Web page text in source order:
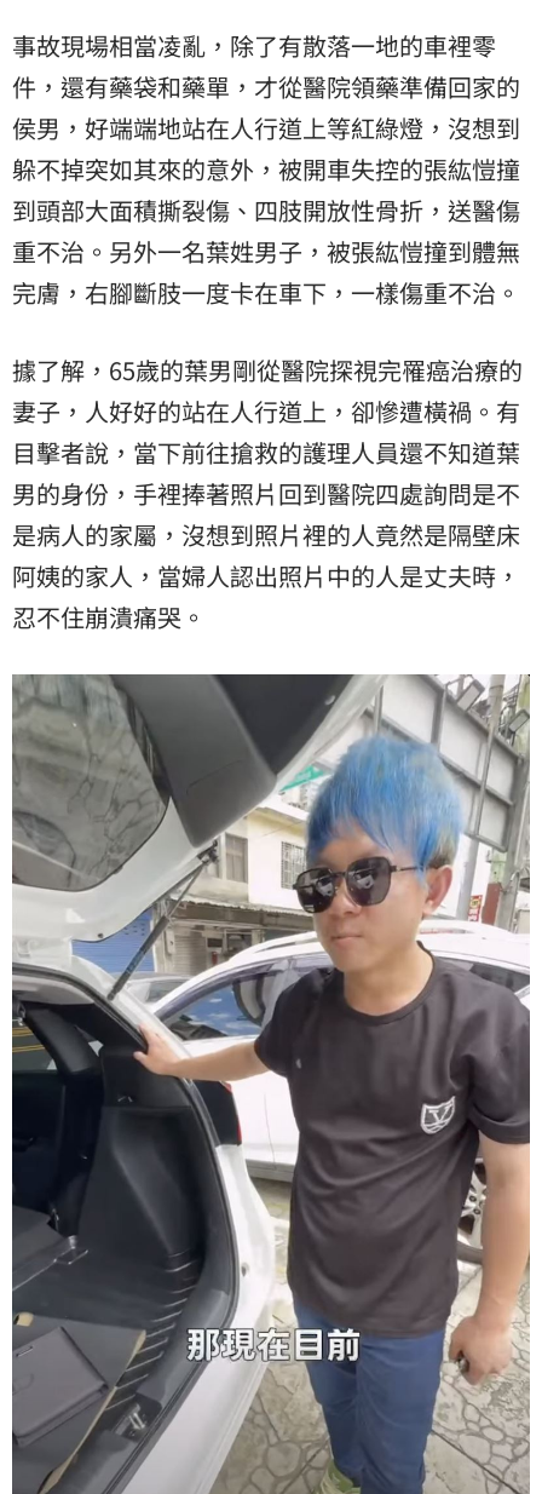
事故現場相當凌亂，除了有散落一地的車裡零
件，還有藥袋和藥單，才從醫院領藥準備回家的
侯男，好端端地站在人行道上等紅綠燈，沒想到
躲不掉突如其來的意外，被開車失控的張紘愷撞
到頭部大面積撕裂傷、四肢開放性骨折，送醫傷
重不治。另外一名葉姓男子，被張紘愷撞到體無
完膚，右腳斷肢一度卡在車下，一樣傷重不治。
據了解，65歲的葉男剛從醫院探視完罹癌治療的
妻子，人好好的站在人行道上，卻慘遭橫禍。有
目擊者說，當下前往搶救的護理人員還不知道葉
男的身份，手裡捧著照片回到醫院四處詢問是不
是病人的家屬，沒想到照片裡的人竟然是隔壁床
阿姨的家人，當婦人認出照片中的人是丈夫時，
忍不住崩潰痛哭。